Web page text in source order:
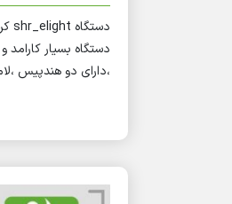
دستگاه shr_elight کره ای (مداپولو)شرکت mdf گروپ
دستگاه بسیار
،دارای دو هندپیس